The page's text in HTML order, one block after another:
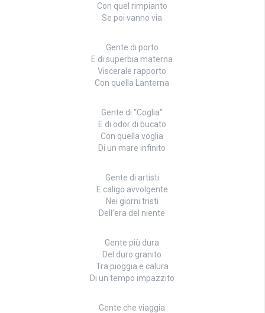
Con quel rimpianto
Se poi vanno via
Gente di porto
E di superbia materna
Viscerale rapporto
Con quella Lanterna
Gente di “Coglia”
E di odor di bucato
Con quella voglia
Di un mare infinito
Gente di artisti
E caligo avvolgente
Nei giorni tristi
Dell’era del niente
Gente più dura
Del duro granito
Tra pioggia e calura
Di un tempo impazzito
Gente che viaggia